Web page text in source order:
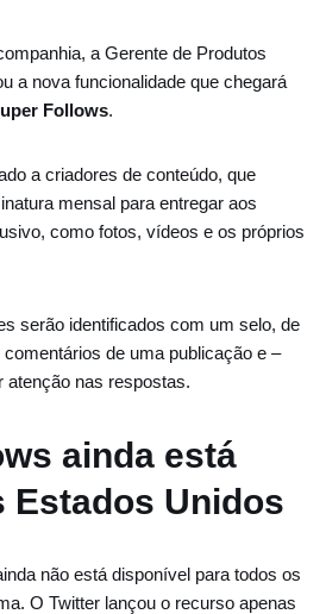
a Gerente de Produtos
a nova funcionalidade que chegará
Follows.
a criadores de conteúdo, que
mensal para entregar aos
como fotos, vídeos e os próprios
serão identificados com um selo, de
de uma publicação e –
atenção nas respostas.
ainda está
Estados Unidos
não está disponível para todos os
O Twitter lançou o recurso apenas